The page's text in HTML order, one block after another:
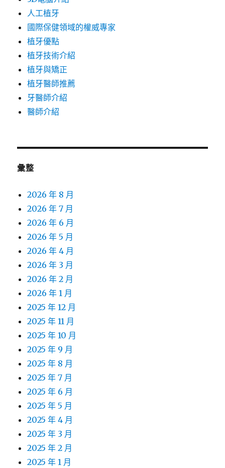
人工植牙
國際保健領域的權威專家
植牙優點
植牙技術介紹
植牙與矯正
植牙醫師推薦
牙醫師介紹
醫師介紹
彙整
2026 年 8 月
2026 年 7 月
2026 年 6 月
2026 年 5 月
2026 年 4 月
2026 年 3 月
2026 年 2 月
2026 年 1 月
2025 年 12 月
2025 年 11 月
2025 年 10 月
2025 年 9 月
2025 年 8 月
2025 年 7 月
2025 年 6 月
2025 年 5 月
2025 年 4 月
2025 年 3 月
2025 年 2 月
2025 年 1 月